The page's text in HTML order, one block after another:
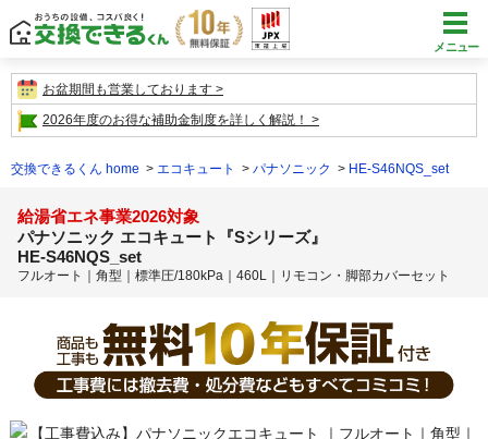
メニュー
お盆期間も営業しております
2026年度のお得な補助金制度を詳しく解説！
交換できるくん home エコキュート パナソニック HE-S46NQS_set
給湯省エネ事業2026対象
パナソニック エコキュート『Sシリーズ』
HE-S46NQS_set
フルオート｜角型｜標準圧/180kPa｜460L｜リモコン・脚部カバーセット